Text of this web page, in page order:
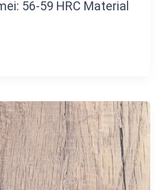
56-59 HRC Material